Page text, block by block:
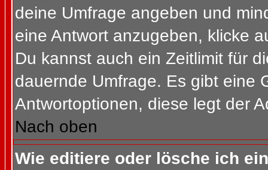
deine Umfrage angeben und
eine Antwort anzugeben, klicke
Du kannst auch ein Zeitlimit für
dauernde Umfrage. Es gibt eine
Antwortoptionen, diese legt der
Nach oben
Wie editiere oder lösche ich